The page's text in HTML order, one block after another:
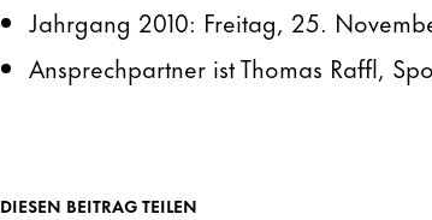
Jahrgang 2010: Freitag, 25.
Ansprechpartner ist Thomas Raffl,
DIESEN BEITRAG TEILEN